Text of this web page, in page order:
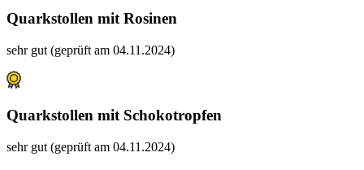
Quarkstollen mit Rosinen
sehr gut (geprüft am 04.11.2024)
Quarkstollen mit Schokotropfen
sehr gut (geprüft am 04.11.2024)